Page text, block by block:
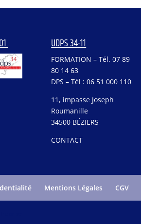
UDPS 34-11
FORMATION – Tél. 07 89
80 14 63
DPS – Tél : 06 51 000 110
11, impasse Joseph
Roumanille
34500 BÉZIERS
CONTACT
Mentions Légales CGV